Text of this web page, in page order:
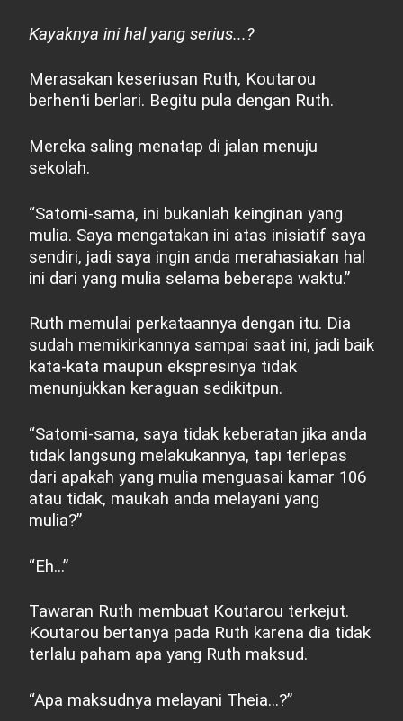
Kayaknya ini hal yang serius...?
Merasakan keseriusan Ruth, Koutarou
berhenti berlari. Begitu pula dengan Ruth.
Mereka saling menatap di jalan menuju
sekolah.
“Satomi-sama, ini bukanlah keinginan yang
mulia. Saya mengatakan ini atas inisiatif saya
sendiri, jadi saya ingin anda merahasiakan hal
ini dari yang mulia selama beberapa waktu.”
Ruth memulai perkataannya dengan itu. Dia
sudah memikirkannya sampai saat ini, jadi baik
kata-kata maupun ekspresinya tidak
menunjukkan keraguan sedikitpun.
“Satomi-sama, saya tidak keberatan jika anda
tidak langsung melakukannya, tapi terlepas
dari apakah yang mulia menguasai kamar 106
atau tidak, maukah anda melayani yang
mulia?”
“Eh...”
Tawaran Ruth membuat Koutarou terkejut.
Koutarou bertanya pada Ruth karena dia tidak
terlalu paham apa yang Ruth maksud.
“Apa maksudnya melayani Theia...?”